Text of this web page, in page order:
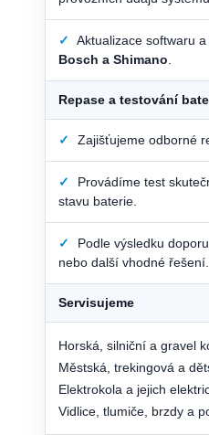
✓
Aktualizace softwaru
Bosch a Shimano
Repase a testování
✓ Zajišťujeme odborné
✓
Provádíme test
stavu baterie.
✓
Podle výsledku
nebo další vhodné řešení.
Servisujeme
Horská, silniční a gravel
Městská, trekingová a
Elektrokola a jejich
Vidlice, tlumiče, brzdy a